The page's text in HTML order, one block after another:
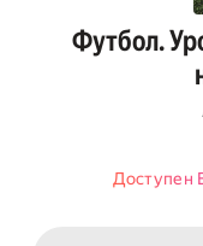
Футбол.
Доступен